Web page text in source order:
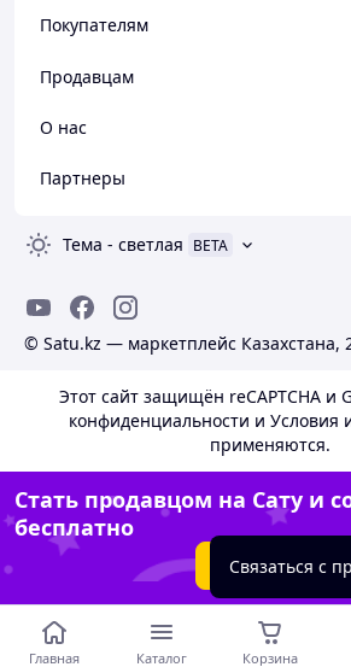
Покупателям
Продавцам
О нас
Партнеры
Тема - светлая BETA
© Satu.kz — маркетплейс Казахстана,
Этот сайт защищён reCAPTCHA и
конфиденциальности и Условия
применяются.
Стать продавцом на Сату и
бесплатно
Создать сайт
Главная Каталог Корзина
Связаться с